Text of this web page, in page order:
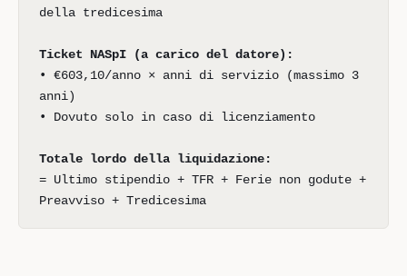
della tredicesima
Ticket NASpI (a carico del datore):
• €603,10/anno × anni di servizio (massimo 3
anni)
• Dovuto solo in caso di licenziamento
Totale lordo della liquidazione:
= Ultimo stipendio + TFR + Ferie non godute +
Preavviso + Tredicesima